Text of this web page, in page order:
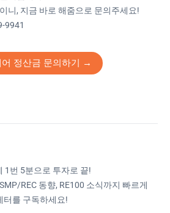
이니, 지금 바로 해줌으로 문의주세요!
9941
어 정산금 문의하기 →
1번 5분으로 투자로 끝!
REC 동향, RE100 소식까지 빠르게
터를 구독하세요!